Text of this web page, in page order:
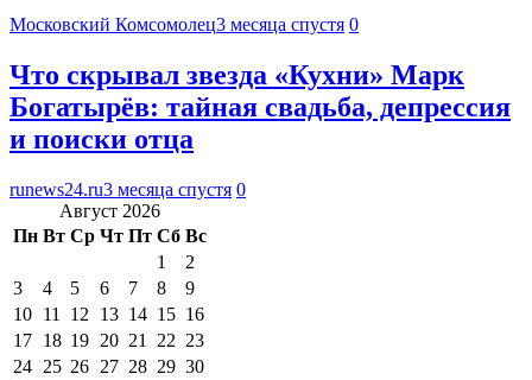
Московский Комсомолец3 месяца спустя 0
Что скрывал звезда «Кухни» Марк
Богатырёв: тайная свадьба, депрессия
и поиски отца
runews24.ru3 месяца спустя 0
Август 2026
Пн Вт Ср Чт Пт Сб Вс
1
2
3
4 5 6 7 8
9
10 11 12 13 14 15 16
17 18 19 20 21 22 23
24 25 26 27 28 29 30